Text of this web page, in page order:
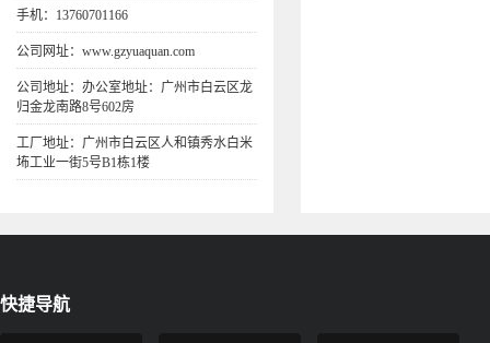
手机：13760701166
公司网址：www.gzyuaquan.com
公司地址：办公室地址：广州市白云区龙
归金龙南路8号602房
工厂地址：广州市白云区人和镇秀水白米
㘵工业一街5号B1栋1楼
快捷导航